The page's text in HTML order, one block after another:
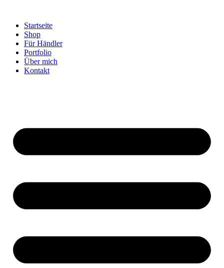
Startseite
Shop
Für Händler
Portfolio
Über mich
Kontakt